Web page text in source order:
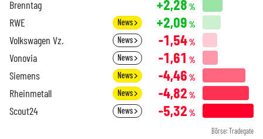
Brenntag +2,28 %
RWE News +2,09 %
Volkswagen Vz. News -1,54%
Vonovia News -1,61 %
Siemens News -4,46 %
Rheinmetall News -4,82 %
Scout24 News -5,32 %
Börse: Tradegate